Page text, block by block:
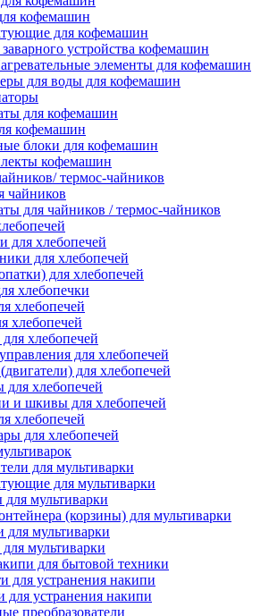
кофемашин
для кофемашин
устройства кофемашин
элементы для кофемашин
для воды для кофемашин
для кофемашин
кофемашин
блоки для кофемашин
кофемашин
термос-чайников
чайников
для чайников / термос-чайников
для хлебопечей
для хлебопечей
для хлебопечей
хлебопечки
хлебопечей
хлебопечей
хлебопечей
для хлебопечей
для хлебопечей
хлебопечей
и шкивы для хлебопечей
хлебопечей
для хлебопечей
для мультиварки
для мультиварки
мультиварки
(корзины) для мультиварки
мультиварки
мультиварки
для бытовой техники
для устранения накипи
устранения накипи
преобразователи